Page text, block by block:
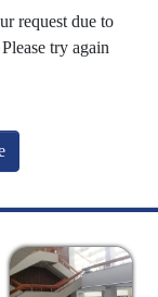
request due to
try again